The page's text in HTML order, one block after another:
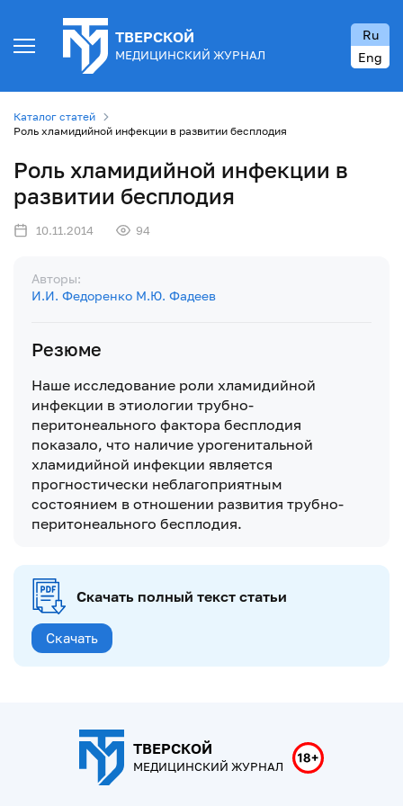
ТВЕРСКОЙ
МЕДИЦИНСКИЙ ЖУРНАЛ
Ru
Eng
Каталог статей
Роль хламидийной инфекции в развитии бесплодия
Роль хламидийной инфекции в
развитии бесплодия
10.11.2014 94
Авторы:
И.И. Федоренко М.Ю. Фадеев
Резюме
Наше исследование роли хламидийной
инфекции в этиологии трубно-
перитонеального фактора бесплодия
показало, что наличие урогенитальной
хламидийной инфекции является
прогностически неблагоприятным
состоянием в отношении развития трубно-
перитонеального бесплодия.
Скачать полный текст статьи
Скачать
ТВЕРСКОЙ
МЕДИЦИНСКИЙ ЖУРНАЛ